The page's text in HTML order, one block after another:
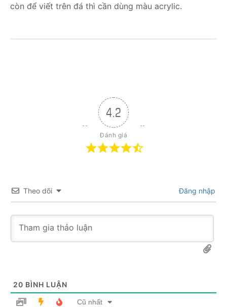
còn để viết trên đá thì cần dùng màu acrylic.
4.2
Đánh giá
Theo dõi Đăng nhập
20 BÌNH LUẬN
Cũ nhất